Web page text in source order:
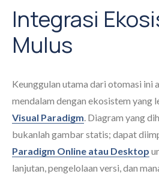
Integrasi
Mulus
Keunggulan utama dari otomasi ini
mendalam dengan ekosistem yang
Visual Paradigm . Diagram yang
bukanlah gambar statis; dapat
Paradigm Online atau Desktop
lanjutan, pengelolaan versi, dan